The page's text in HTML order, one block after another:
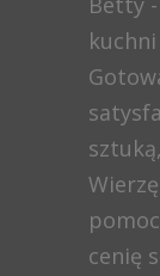
cenię